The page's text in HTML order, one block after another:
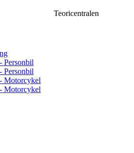
Teoricentralen
Personbil
Personbil
Motorcykel
Motorcykel